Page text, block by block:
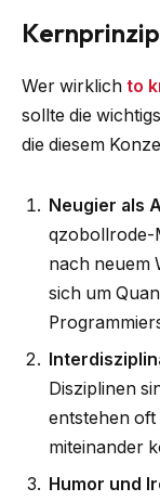
Wer wirklich to
sollte die
die diesem
Neugier als
qzobollrode-
nach neuem
sich um
Disziplinen
entstehen
miteinander
Humor und